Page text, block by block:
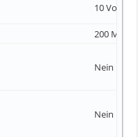
10 Volt
200
Nein
Nein